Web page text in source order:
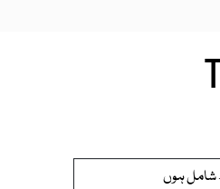
ہوں